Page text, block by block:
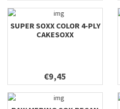
SUPER SOXX COLOR 4-PLY
CAKESOXX
€9,45